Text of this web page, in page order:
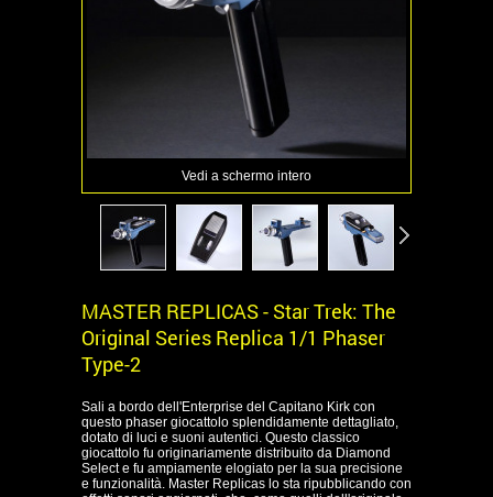
Vedi a schermo intero
MASTER REPLICAS - Star Trek: The
Original Series Replica 1/1 Phaser
Type-2
Sali a bordo dell'Enterprise del Capitano Kirk con
questo phaser giocattolo splendidamente dettagliato,
dotato di luci e suoni autentici. Questo classico
giocattolo fu originariamente distribuito da Diamond
Select e fu ampiamente elogiato per la sua precisione
e funzionalità. Master Replicas lo sta ripubblicando con